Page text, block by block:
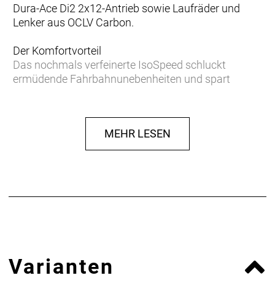
Dura-Ace Di2 2x12-Antrieb sowie Laufräder und
Lenker aus OCLV Carbon.
Der Komfortvorteil
Das nochmals verfeinerte IsoSpeed schluckt
ermüdende Fahrbahnunebenheiten und spart
Podium-erprobter Speed
Das neue Domane Carbon ist aufgrund der
Unser bestes und leichtestes 800 Series OCLV
Carbon sowie eine neue gewichtsoptimierte
MEHR LESEN
Varianten